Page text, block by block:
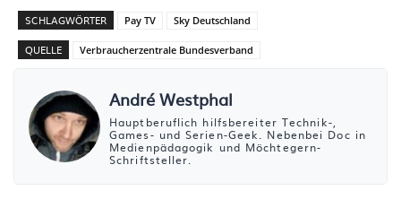
SCHLAGWÖRTER Pay TV Sky Deutschland
QUELLE Verbraucherzentrale Bundesverband
André Westphal
Hauptberuflich hilfsbereiter Technik-,
Games- und Serien-Geek. Nebenbei Doc in
Medienpädagogik und Möchtegern-
Schriftsteller.